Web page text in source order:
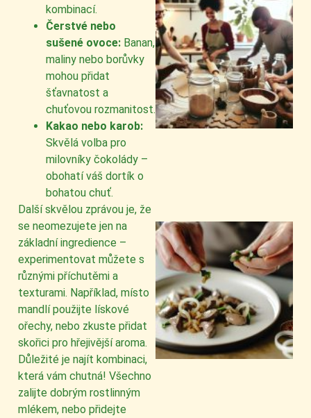
kombinací.
Čerstvé nebo
sušené ovoce: Banan,
maliny nebo borůvky
mohou přidat
šťavnatost a
chuťovou rozmanitost.
Kakao nebo karob:
Skvělá volba pro
milovníky čokolády –
obohatí váš dortík o
bohatou chuť.
Další skvělou zprávou je, že
se neomezujete jen na
základní ingredience –
experimentovat můžete s
různými příchutěmi a
texturami. Například, místo
mandlí použijte lískové
ořechy, nebo zkuste přidat
skořici pro hřejivější aroma.
Důležité je najít kombinaci,
která vám chutná! Všechno
zalijte dobrým rostlinným
mlékem, nebo přidejte